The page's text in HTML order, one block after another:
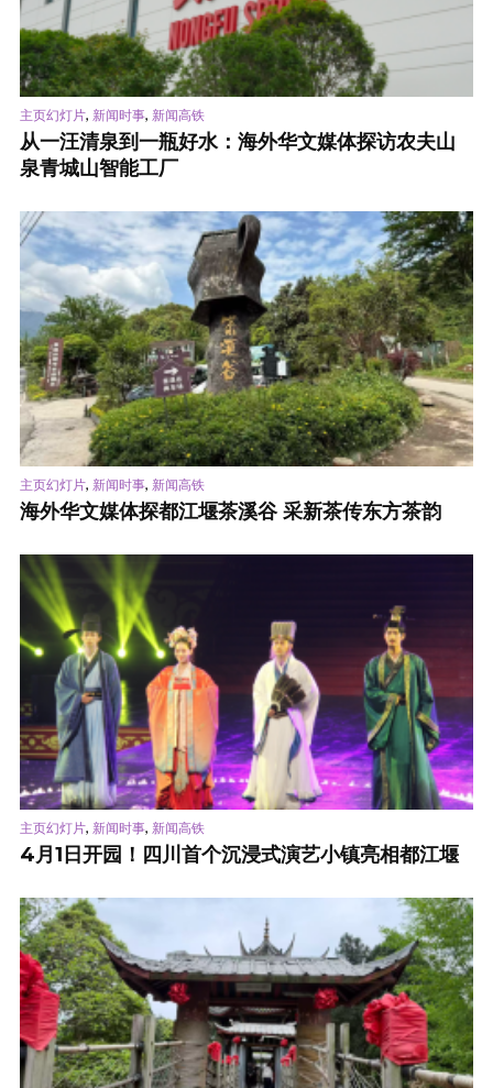
主页幻灯片, 新闻时事, 新闻高铁
从一汪清泉到一瓶好水：海外华文媒体探访农夫山
泉青城山智能工厂
主页幻灯片, 新闻时事, 新闻高铁
海外华文媒体探都江堰茶溪谷 采新茶传东方茶韵
主页幻灯片, 新闻时事, 新闻高铁
4月1日开园！四川首个沉浸式演艺小镇亮相都江堰